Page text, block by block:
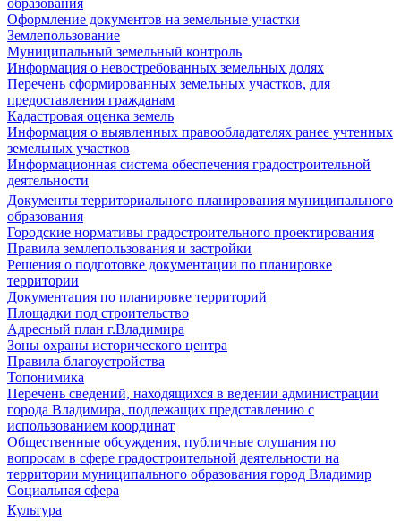
образования
Оформление документов на земельные участки
Землепользование
Муниципальный земельный контроль
Информация о невостребованных земельных долях
Перечень сформированных земельных участков, для
предоставления гражданам
Кадастровая оценка земель
Информация о выявленных правообладателях ранее учтенных
земельных участков
Информационная система обеспечения градостроительной
деятельности
Документы территориального планирования муниципального
образования
Городские нормативы градостроительного проектирования
Правила землепользования и застройки
Решения о подготовке документации по планировке
территории
Документация по планировке территорий
Площадки под строительство
Адресный план г.Владимира
Зоны охраны исторического центра
Правила благоустройства
Топонимика
Перечень сведений, находящихся в ведении администрации
города Владимира, подлежащих представлению с
использованием координат
Общественные обсуждения, публичные слушания по
вопросам в сфере градостроительной деятельности на
территории муниципального образования город Владимир
Социальная сфера
Культура